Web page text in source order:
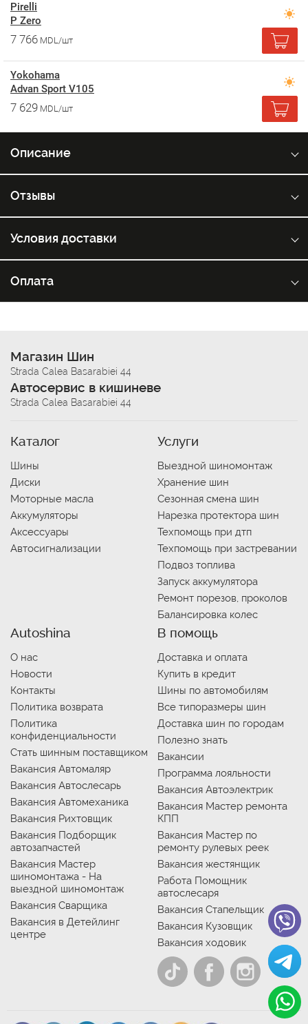
Pirelli
P Zero
7 766 MDL/шт
Yokohama
Advan Sport V105
7 629 MDL/шт
Описание
Отзывы
Условия доставки
Оплата
Магазин Шин
Strada Calea Basarabiei 44
Автосервис в кишиневе
Strada Calea Basarabiei 44
Каталог
Шины
Диски
Моторные масла
Аккумуляторы
Аксессуары
Автосигнализации
Услуги
Выездной шиномонтаж
Хранение шин
Сезонная смена шин
Нарезка протектора шин
Техпомощь при дтп
Техпомощь при застревании
Подвоз топлива
Запуск аккумулятора
Ремонт порезов, проколов
Балансировка колес
Autoshina
О нас
Новости
Контакты
Политика возврата
Политика
конфиденциальности
Стать шинным поставщиком
Вакансия Автомаляр
Вакансия Автослесарь
Вакансия Автомеханика
Вакансия Рихтовщик
Вакансия Подборщик
автозапчастей
Вакансия Мастер
шиномонтажа - На
выездной шиномонтаж
Вакансия Сварщика
Вакансия в Детейлинг
центре
В помощь
Доставка и оплата
Купить в кредит
Шины по автомобилям
Все типоразмеры шин
Доставка шин по городам
Полезно знать
Вакансии
Программа лояльности
Вакансия Автоэлектрик
Вакансия Мастер ремонта
КПП
Вакансия Мастер по
ремонту рулевых реек
Вакансия жестянщик
Работа Помощник
автослесаря
Вакансия Стапельщик
Вакансия Кузовщик
Вакансия ходовик